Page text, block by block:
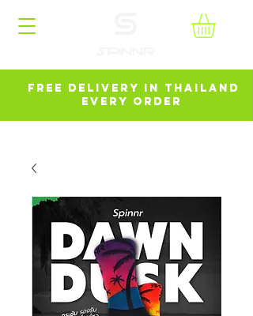
FREE DELIVERY in ThailanD
every order